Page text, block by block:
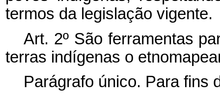
termos da legislação vigente.
Art. 2º São ferramentas
terras indígenas o
Parágrafo único. Para fins